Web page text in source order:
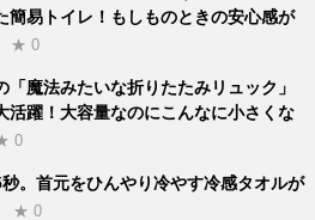
簡易トイレ！もしものときの安心感が
★ 0
「魔法みたいな折りたたみリュック」
活躍！大容量なのにこんなに小さくな
0
。首元をひんやり冷やす冷感タオルが
★ 0